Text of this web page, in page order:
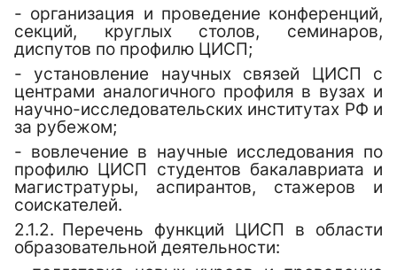
- организация и проведение конференций,
секций, круглых столов, семинаров,
диспутов по профилю ЦИСП;
- установление научных связей ЦИСП с
центрами аналогичного профиля в вузах и
научно-исследовательских институтах РФ и
за рубежом;
- вовлечение в научные исследования по
профилю ЦИСП студентов бакалавриата и
магистратуры, аспирантов, стажеров и
соискателей.
2.1.2. Перечень функций ЦИСП в области
образовательной деятельности: